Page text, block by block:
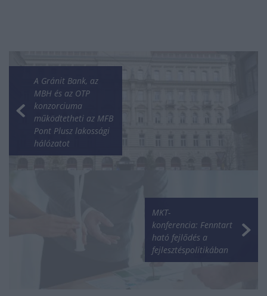
A Gránit Bank, az
MBH és az OTP
konzorciuma
működtetheti az MFB
Pont Plusz lakossági
hálózatot
MKT-
konferencia: Fenntart
ható fejlődés a
fejlesztéspolitikában